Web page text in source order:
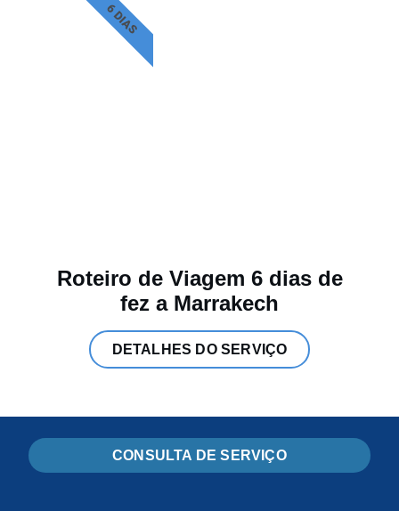
Roteiro de Viagem 6 dias de
fez a Marrakech
DETALHES DO SERVIÇO
6 DIAS
CONSULTA DE SERVIÇO